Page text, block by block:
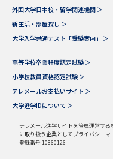
外国大学日本校・留学関連機関 ＞
新生活・部屋探し ＞
大学入学共通テスト「受験案内」 ＞
高等学校卒業程度認定試験 ＞
小学校教員資格認定試験 ＞
テレメールお支払いサイト ＞
大学進学IDについて ＞
テレメール進学サイトを管理運営す
に取り扱う企業としてプライバシーマ
登録番号 10860126